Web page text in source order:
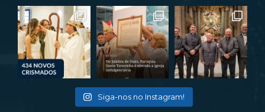
Siga-nos no Instagram!